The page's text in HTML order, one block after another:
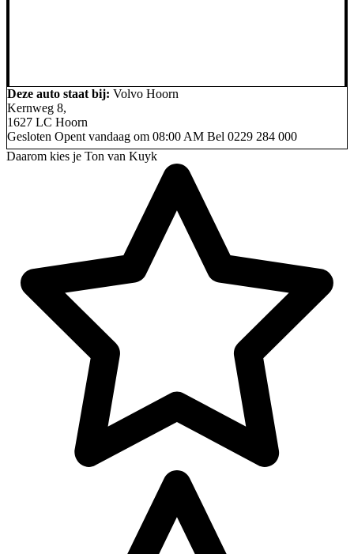
Deze auto staat bij: Volvo Hoorn
Kernweg 8,
1627 LC Hoorn
Gesloten Opent vandaag om 08:00 AM Bel 0229 284 000
Daarom kies je Ton van Kuyk